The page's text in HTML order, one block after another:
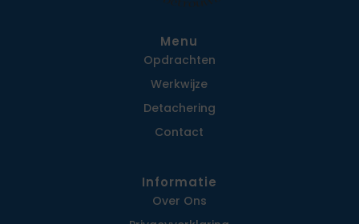
Menu
Opdrachten
Werkwijze
Detachering
Contact
Informatie
Over Ons